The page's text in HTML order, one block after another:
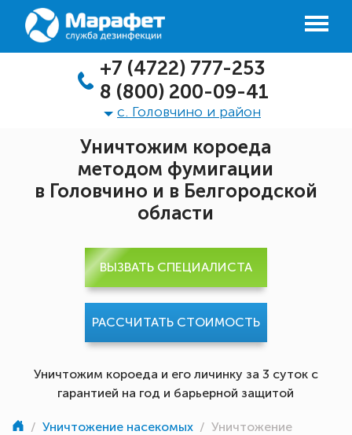
+7 (4722) 777-253
8 (800) 200-09-41
с. Головчино и район
Уничтожим короеда
методом фумигации
в Головчино и в Белгородской
области
Уничтожим короеда и его личинку за 3 суток с
гарантией на год и барьерной защитой
ВЫЗВАТЬ СПЕЦИАЛИСТА
РАССЧИТАТЬ СТОИМОСТЬ
/ Уничтожение насекомых / Уничтожение